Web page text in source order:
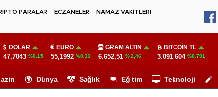
PARALAR ECZANELER
NAMAZ VAKİTLERİ
DOLAR
47,7043 %0.15
EURO
55,1992 %0.33
GRAM ALTIN
6.652,51 % 2,46
BITCOIN TL
3.091.604 %0.791
Dünya Sağlık Eğitim Teknoloji